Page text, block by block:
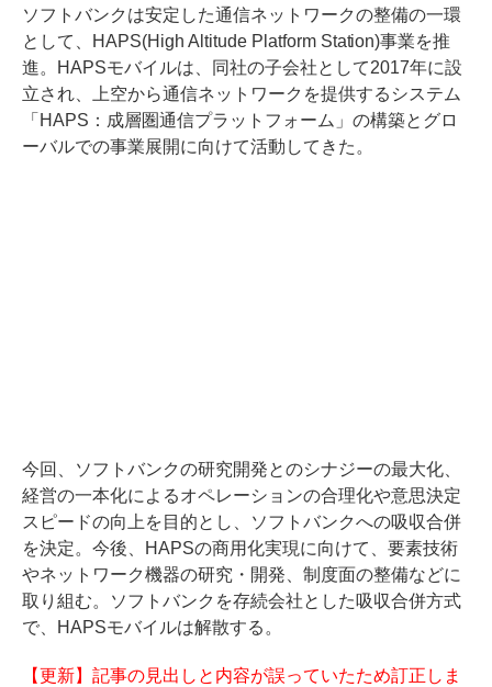
ソフトバンクは安定した通信ネットワークの整備の一環
として、HAPS(High Altitude Platform Station)事業を推
進。HAPSモバイルは、同社の子会社として2017年に設
立され、上空から通信ネットワークを提供するシステム
「HAPS：成層圏通信プラットフォーム」の構築とグロ
ーバルでの事業展開に向けて活動してきた。
今回、ソフトバンクの研究開発とのシナジーの最大化、
経営の一本化によるオペレーションの合理化や意思決定
スピードの向上を目的とし、ソフトバンクへの吸収合併
を決定。今後、HAPSの商用化実現に向けて、要素技術
やネットワーク機器の研究・開発、制度面の整備などに
取り組む。ソフトバンクを存続会社とした吸収合併方式
で、HAPSモバイルは解散する。
【更新】記事の見出しと内容が誤っていたため訂正しま